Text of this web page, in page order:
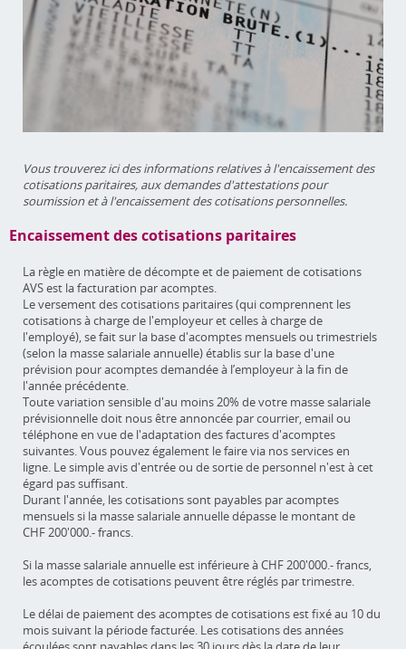
Vous trouverez ici des informations relatives à l'encaissement des
cotisations paritaires, aux demandes d'attestations pour
soumission et à l'encaissement des cotisations personnelles.
Encaissement des cotisations paritaires
La règle en matière de décompte et de paiement de cotisations
AVS est la facturation par acomptes.
Le versement des cotisations paritaires (qui comprennent les
cotisations à charge de l'employeur et celles à charge de
l'employé), se fait sur la base d'acomptes mensuels ou trimestriels
(selon la masse salariale annuelle) établis sur la base d'une
prévision pour acomptes demandée à l’employeur à la fin de
l'année précédente.
Toute variation sensible d'au moins 20% de votre masse salariale
prévisionnelle doit nous être annoncée par courrier, email ou
téléphone en vue de l'adaptation des factures d'acomptes
suivantes. Vous pouvez également le faire via nos services en
ligne. Le simple avis d'entrée ou de sortie de personnel n'est à cet
égard pas suffisant.
Durant l'année, les cotisations sont payables par acomptes
mensuels si la masse salariale annuelle dépasse le montant de
CHF 200'000.- francs.
Si la masse salariale annuelle est inférieure à CHF 200'000.- francs,
les acomptes de cotisations peuvent être réglés par trimestre.
Le délai de paiement des acomptes de cotisations est fixé au 10 du
mois suivant la période facturée. Les cotisations des années